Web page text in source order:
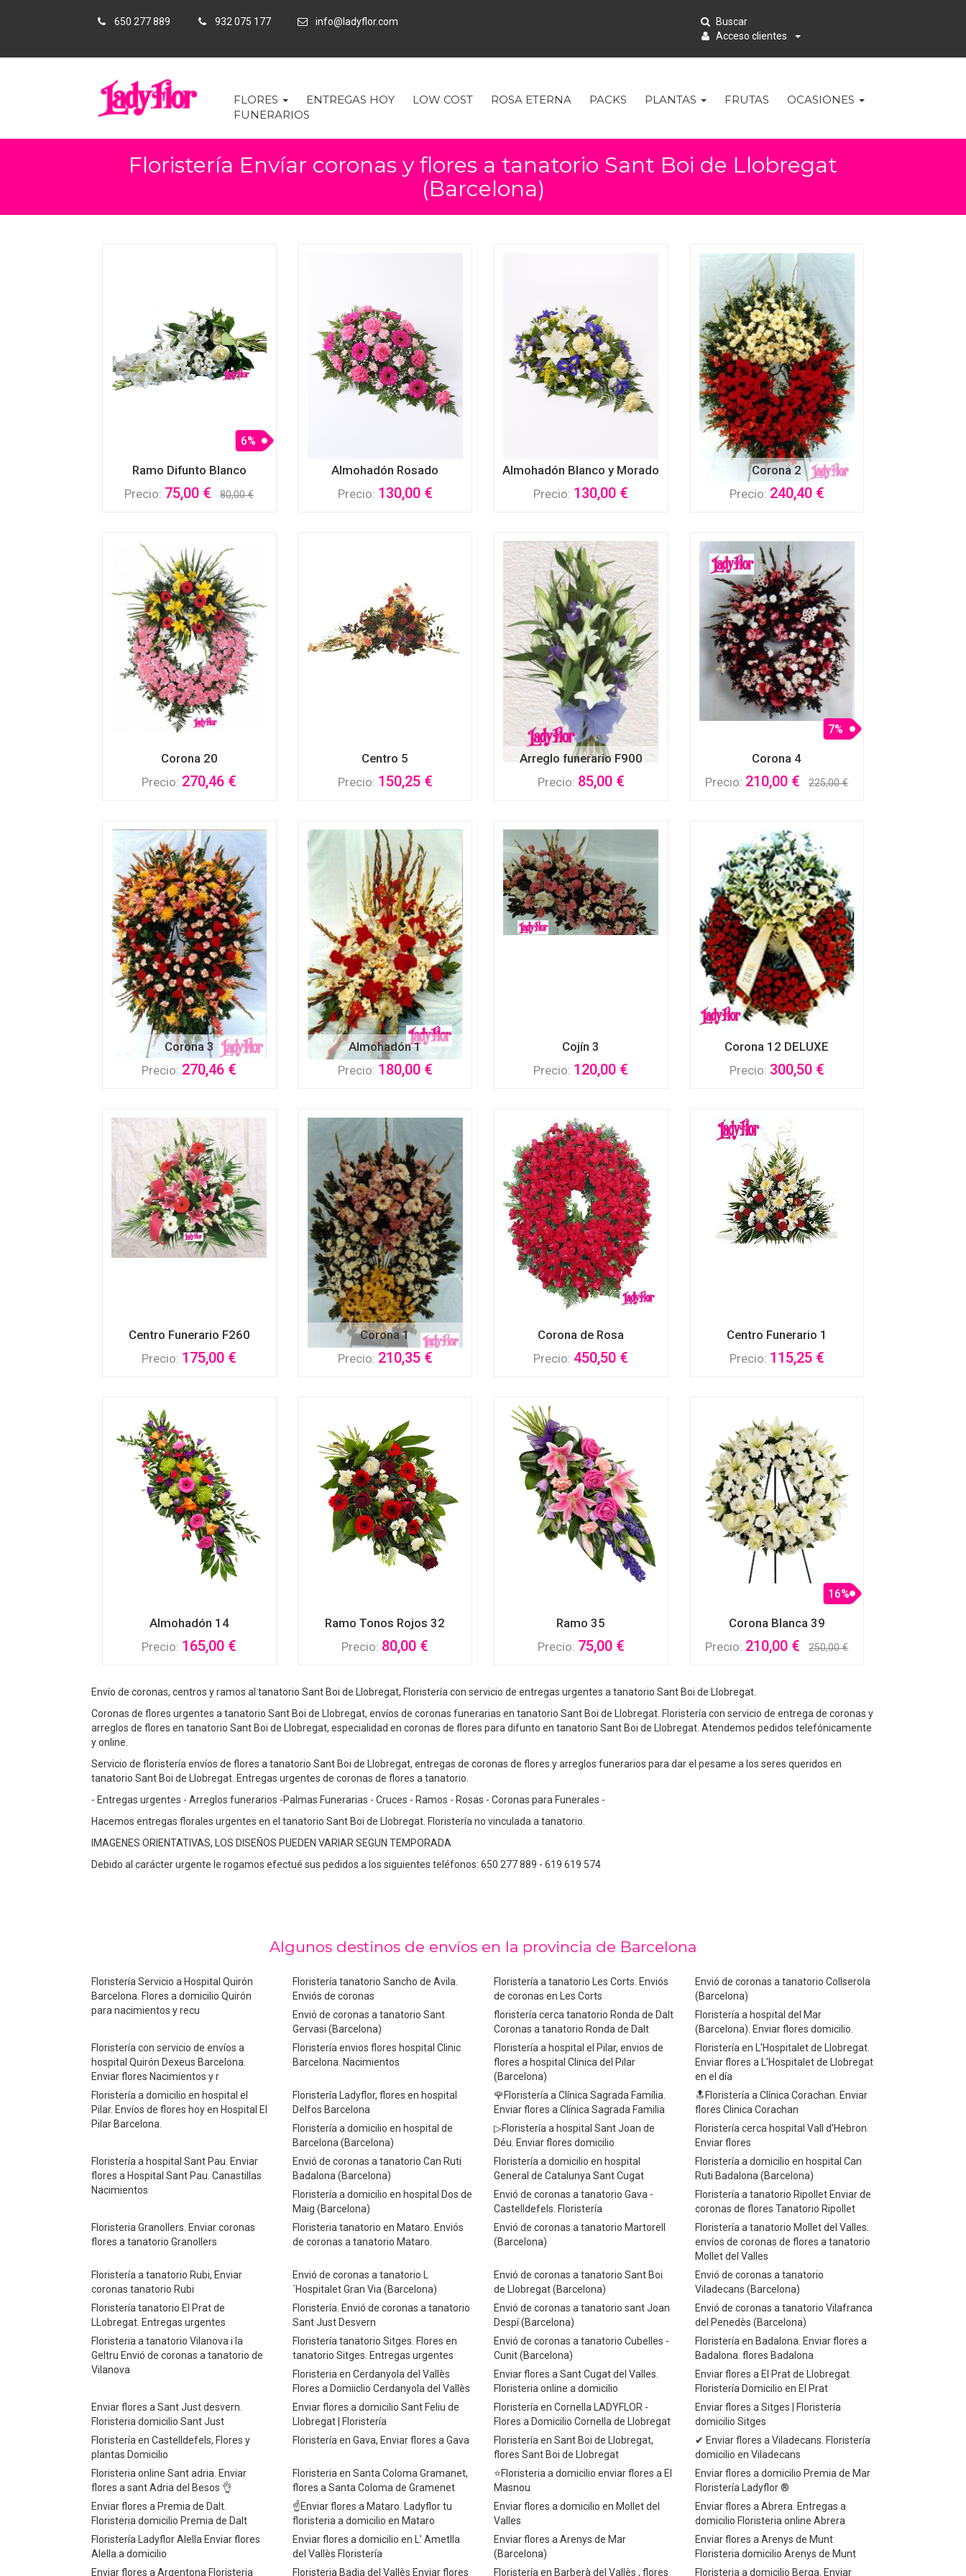
650 277 889 932 075 177 info@ladyflor.com
Buscar
Acceso clientes
FLORES ENTREGAS HOY LOW COST ROSA ETERNA PACKS PLANTAS FRUTAS
OCASIONES
FUNERARIOS
Floristería Envíar coronas y flores a tanatorio Sant Boi de Llobregat
(Barcelona)
Ramo Difunto Blanco
6%
Precio: 75,00 € 80,00 €
Almohadón Rosado
Precio: 130,00 €
Almohadón Blanco y Morado
Precio: 130,00 €
Corona 2
Precio: 240,40 €
Corona 20
Precio: 270,46 €
Centro 5
Precio: 150,25 €
Arreglo funerario F900
Precio: 85,00 €
Corona 4
7%
Precio: 210,00 € 225,00 €
Corona 3
Precio: 270,46 €
Almohadón 1
Precio: 180,00 €
Cojín 3
Precio: 120,00 €
Corona 12 DELUXE
Precio: 300,50 €
Centro Funerario F260
Precio: 175,00 €
Corona 1
Precio: 210,35 €
Corona de Rosa
Precio: 450,50 €
Centro Funerario 1
Precio: 115,25 €
Almohadón 14
Precio: 165,00 €
Ramo Tonos Rojos 32
Precio: 80,00 €
Ramo 35
Precio: 75,00 €
Corona Blanca 39
16%
Precio: 210,00 € 250,00 €
Envío de coronas, centros y ramos al tanatorio Sant Boi de Llobregat, Floristería con servicio de entregas urgentes a tanatorio Sant Boi de Llobregat.
Coronas de flores urgentes a tanatorio Sant Boi de Llobregat, envíos de coronas funerarias en tanatorio Sant Boi de Llobregat. Floristería con servicio de entrega de coronas y
arreglos de flores en tanatorio Sant Boi de Llobregat, especialidad en coronas de flores para difunto en tanatorio Sant Boi de Llobregat. Atendemos pedidos telefónicamente
y online.
Servicio de floristería envíos de flores a tanatorio Sant Boi de Llobregat, entregas de coronas de flores y arreglos funerarios para dar el pesame a los seres queridos en
tanatorio Sant Boi de Llobregat. Entregas urgentes de coronas de flores a tanatorio.
- Entregas urgentes - Arreglos funerarios -Palmas Funerarias - Cruces - Ramos - Rosas - Coronas para Funerales -
Hacemos entregas florales urgentes en el tanatorio Sant Boi de Llobregat. Floristería no vinculada a tanatorio.
IMAGENES ORIENTATIVAS, LOS DISEÑOS PUEDEN VARIAR SEGUN TEMPORADA
Debido al carácter urgente le rogamos efectué sus pedidos a los siguientes teléfonos: 650 277 889 - 619 619 574
Algunos destinos de envíos en la provincia de Barcelona
Floristería Servicio a Hospital Quirón
Barcelona. Flores a domicilio Quirón
para nacimientos y recu
Floristería tanatorio Sancho de Avila.
Enviós de coronas
Floristería a tanatorio Les Corts. Enviós
de coronas en Les Corts
Envió de coronas a tanatorio Collserola
(Barcelona)
Envió de coronas a tanatorio Sant
Gervasi (Barcelona)
floristería cerca tanatorio Ronda de Dalt
Coronas a tanatorio Ronda de Dalt
Floristería a hospital del Mar
(Barcelona). Enviar flores domicilio.
Floristería con servicio de envíos a
hospital Quirón Dexeus Barcelona.
Enviar flores Nacimientos y r
Floristería envios flores hospital Clinic
Barcelona. Nacimientos
Floristería a hospital el Pilar, envios de
flores a hospital Clinica del Pilar
(Barcelona)
Floristería en L'Hospitalet de Llobregat.
Enviar flores a L'Hospitalet de Llobregat
en el día
Floristería a domicilio en hospital el
Pilar. Envíos de flores hoy en Hospital El
Pilar Barcelona.
Floristería Ladyflor, flores en hospital
Delfos Barcelona
🌹Floristería a Clínica Sagrada Família.
Enviar flores a Clínica Sagrada Familia
🔝Floristería a Clínica Corachan. Enviar
flores Clinica Corachan
Floristería a domicilio en hospital de
Barcelona (Barcelona)
▷Floristería a hospital Sant Joan de
Déu. Enviar flores domicilio
Floristería cerca hospital Vall d'Hebron.
Enviar flores
Floristería a hospital Sant Pau. Enviar
flores a Hospital Sant Pau. Canastillas
Nacimientos
Envió de coronas a tanatorio Can Ruti
Badalona (Barcelona)
Floristería a domicilio en hospital
General de Catalunya Sant Cugat
Floristería a domicilio en hospital Can
Ruti Badalona (Barcelona)
Floristería a domicilio en hospital Dos de
Maig (Barcelona)
Envió de coronas a tanatorio Gava -
Castelldefels. Floristería
Floristería a tanatorio Ripollet Enviar de
coronas de flores Tanatorio Ripollet
Floristeria Granollers. Enviar coronas
flores a tanatorio Granollers
Floristeria tanatorio en Mataro. Enviós
de coronas a tanatorio Mataro.
Envió de coronas a tanatorio Martorell
(Barcelona)
Floristería a tanatorio Mollet del Valles.
envíos de coronas de flores a tanatorio
Mollet del Valles
Floristería a tanatorio Rubi, Enviar
coronas tanatorio Rubi
Envió de coronas a tanatorio L
´Hospitalet Gran Via (Barcelona)
Envió de coronas a tanatorio Sant Boi
de Llobregat (Barcelona)
Envió de coronas a tanatorio
Viladecans (Barcelona)
Floristería tanatorio El Prat de
LLobregat. Entregas urgentes
Floristería. Envió de coronas a tanatorio
Sant Just Desvern
Envió de coronas a tanatorio sant Joan
Despí (Barcelona)
Envió de coronas a tanatorio Vilafranca
del Penedès (Barcelona)
Floristeria a tanatorio Vilanova i la
Geltru Envió de coronas a tanatorio de
Vilanova
Floristería tanatorio Sitges. Flores en
tanatorio Sitges. Entregas urgentes
Envió de coronas a tanatorio Cubelles -
Cunit (Barcelona)
Floristería en Badalona. Enviar flores a
Badalona. flores Badalona
Floristeria en Cerdanyola del Vallès
Flores a Domiiclio Cerdanyola del Vallès
Enviar flores a Sant Cugat del Valles.
Floristeria online a domicilio
Enviar flores a El Prat de Llobregat.
Floristería Domicilio en El Prat
Enviar flores a Sant Just desvern.
Floristeria domicilio Sant Just
Enviar flores a domicilio Sant Feliu de
Llobregat | Floristería
Floristería en Cornella LADYFLOR -
Flores a Domicilio Cornella de Llobregat
Enviar flores a Sitges | Floristería
domicilio Sitges
Floristería en Castelldefels, Flores y
plantas Domicilio
Floristería en Gava, Enviar flores a Gava
Floristería en Sant Boi de Llobregat,
flores Sant Boi de Llobregat
✔ Enviar flores a Viladecans. Floristería
domicilio en Viladecans
Floristeria online Sant adria. Enviar
flores a sant Adria del Besos 👌
Floristeria en Santa Coloma Gramanet,
flores a Santa Coloma de Gramenet
⭐Floristeria a domicilio enviar flores a El
Masnou
Enviar flores a domicilio Premia de Mar
Floristería Ladyflor ®
Enviar flores a Premia de Dalt.
Floristeria domicilio Premia de Dalt
☝Enviar flores a Mataro. Ladyflor tu
floristeria a domicilio en Mataro
Enviar flores a domicilio en Mollet del
Valles
Enviar flores a Abrera. Entregas a
domicilio Floristeria online Abrera
Floristería Ladyflor Alella Enviar flores
Alella.a domicilio
Enviar flores a domicilio en L' Ametlla
del Vallès Floristería
Enviar flores a Arenys de Mar
(Barcelona)
Enviar flores a Arenys de Munt
Floristeria domicilio Arenys de Munt
Enviar flores a Argentona Floristeria
Floristeria Badia del Vallès Enviar flores Floristería en Barberà del Vallès , flores Floristeria a domicilio Berga. Enviar